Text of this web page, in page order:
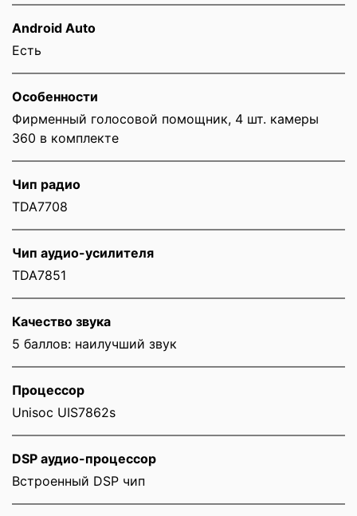
Android Auto
Есть
Особенности
Фирменный голосовой помощник, 4 шт. камеры
360 в комплекте
Чип радио
TDA7708
Чип аудио-усилителя
TDA7851
Качество звука
5 баллов: наилучший звук
Процессор
Unisoc UIS7862s
DSP аудио-процессор
Встроенный DSP чип